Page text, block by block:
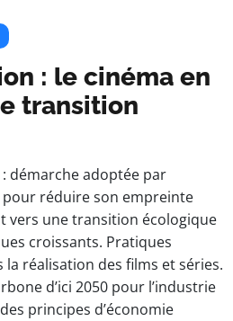
: le cinéma en
transition
: démarche adoptée par
pour réduire son empreinte
vers une transition écologique
croissants. Pratiques
réalisation des films et séries.
d’ici 2050 pour l’industrie
principes d’économie